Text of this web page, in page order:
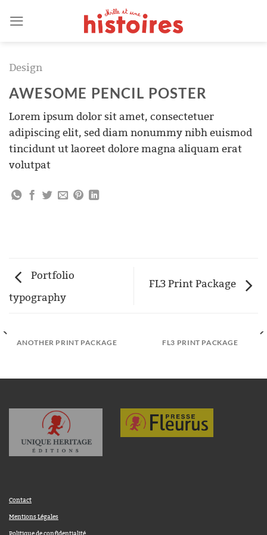
au
Design
AWESOME PENCIL POSTER
Lorem ipsum dolor sit amet, consectetuer
adipiscing elit, sed diam nonummy nibh euismod
tincidunt ut laoreet dolore magna aliquam erat
volutpat
Portfolio
typography
FL3 Print Package
ANOTHER PRINT PACKAGE FL3 PRINT PACKAGE
Contact
Mentions Légales